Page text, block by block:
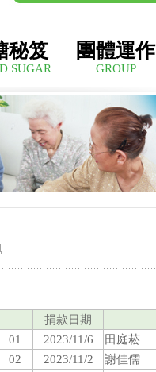
秘笈
SUGAR
團體運作
GROUP
捐款日期
01
2023/11/6 田庭菘
02
2023/11/2 謝佳儒